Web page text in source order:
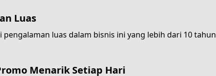
Luas
pengalaman luas dalam bisnis ini yang lebih dari 10 tahun
Menarik Setiap Hari